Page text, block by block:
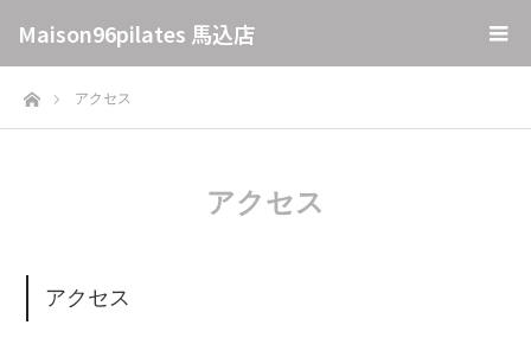
Maison96pilates 馬込店
ホームアクセス
アクセス
アクセス